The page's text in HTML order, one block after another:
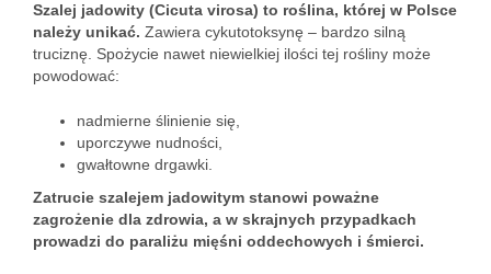
Szalej jadowity (Cicuta virosa) to roślina, której w Polsce
należy unikać. Zawiera cykutotoksynę – bardzo silną
truciznę. Spożycie nawet niewielkiej ilości tej rośliny może
powodować:
nadmierne ślinienie się,
uporczywe nudności,
gwałtowne drgawki.
Zatrucie szalejem jadowitym stanowi poważne
zagrożenie dla zdrowia, a w skrajnych przypadkach
prowadzi do paraliżu mięśni oddechowych i śmierci.